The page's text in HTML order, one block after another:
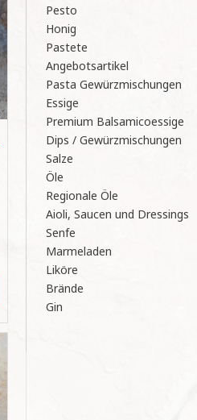
Pesto
Honig
Pastete
Angebotsartikel
Pasta Gewürzmischungen
Essige
Premium Balsamicoessige
Dips / Gewürzmischungen
Salze
Öle
Regionale Öle
Aioli, Saucen und Dressings
Senfe
Marmeladen
Liköre
Brände
Gin